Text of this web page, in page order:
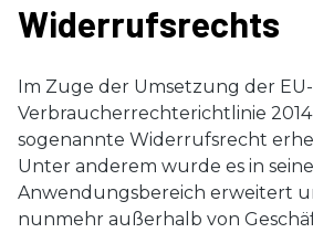
Widerrufsrechts
Im Zuge der Umsetzung der EU-
Verbraucherrechterichtlinie
sogenannte Widerrufsrecht
Unter anderem wurde es in
Anwendungsbereich erweitert
nunmehr außerhalb von